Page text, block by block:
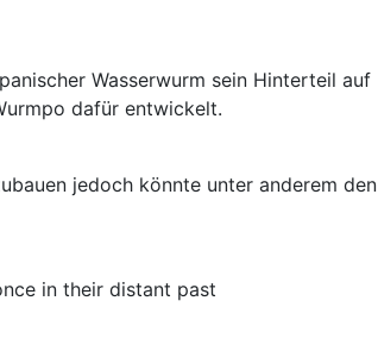
Wasserwurm sein Hinterteil auf
dafür entwickelt.
jedoch könnte unter anderem den
in their distant past